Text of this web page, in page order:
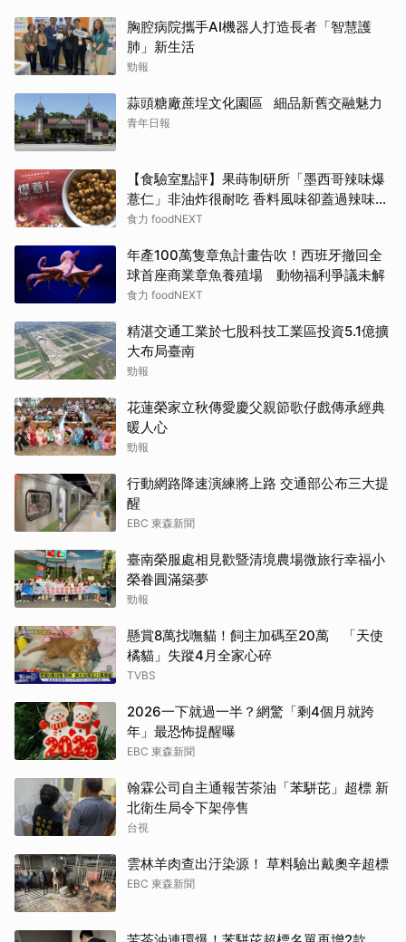
胸腔病院攜手AI機器人打造長者「智慧護
肺」新生活
勁報
蒜頭糖廠蔗埕文化園區 細品新舊交融魅力
青年日報
【食驗室點評】果蒔制研所「墨西哥辣味爆
薏仁」非油炸很耐吃 香料風味卻蓋過辣味特
色
食力 foodNEXT
年產100萬隻章魚計畫告吹！西班牙撤回全
球首座商業章魚養殖場 動物福利爭議未解
食力 foodNEXT
精湛交通工業於七股科技工業區投資5.1億擴
大布局臺南
勁報
花蓮榮家立秋傳愛慶父親節歌仔戲傳承經典
暖人心
勁報
行動網路降速演練將上路 交通部公布三大提
醒
EBC 東森新聞
臺南榮服處相見歡暨清境農場微旅行幸福小
榮眷圓滿築夢
勁報
懸賞8萬找嘸貓！飼主加碼至20萬 「天使
橘貓」失蹤4月全家心碎
TVBS
2026一下就過一半？網驚「剩4個月就跨
年」最恐怖提醒曝
EBC 東森新聞
翰霖公司自主通報苦茶油「苯駢芘」超標 新
北衛生局令下架停售
台視
雲林羊肉查出汙染源！ 草料驗出戴奧辛超標
EBC 東森新聞